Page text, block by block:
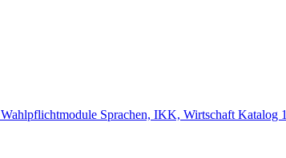
Wahlpflichtmodule Sprachen, IKK, Wirtschaft Katalog 1